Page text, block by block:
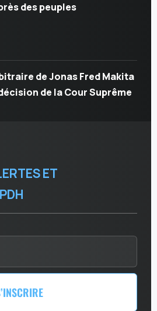
des peuples
de Jonas Fred Makita
de la Cour Suprême
ET